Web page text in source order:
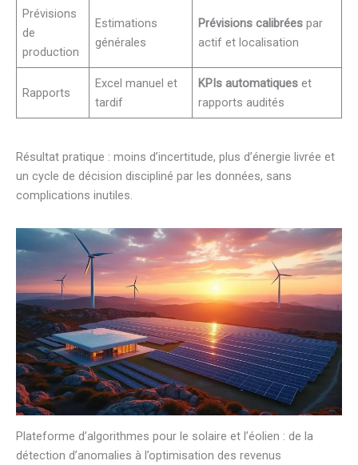
Prévisions
de
production
Estimations
générales
Prévisions calibrées par
actif et localisation
Rapports
Excel manuel et
tardif
KPIs automatiques et
rapports audités
Résultat pratique : moins d’incertitude, plus d’énergie livrée et
un cycle de décision discipliné par les données, sans
complications inutiles.
Plateforme d’algorithmes pour le solaire et l’éolien : de la
détection d’anomalies à l’optimisation des revenus